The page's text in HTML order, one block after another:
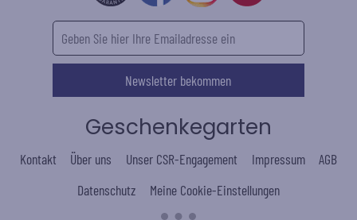
Newsletter bekommen
Geschenkegarten
Kontakt Über uns Unser CSR-Engagement Impressum
AGB
Datenschutz
Meine Cookie-Einstellungen